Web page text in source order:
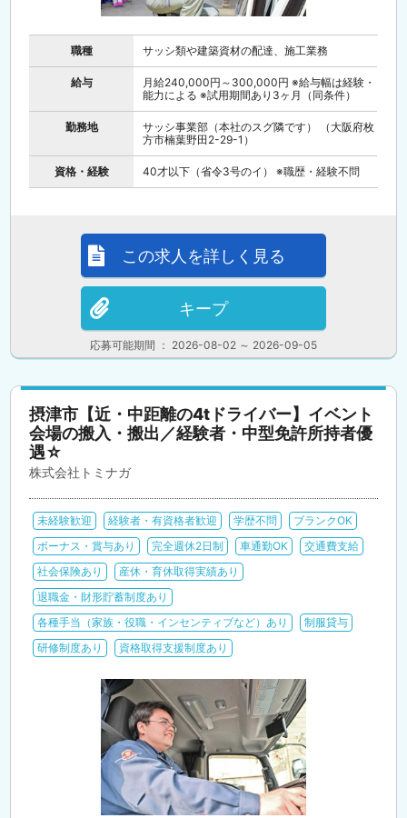
職種 サッシ類や建築資材の配達、施工業務
給与
月給240,000円～300,000円 ※給与幅は経験・
能力による ※試用期間あり3ヶ月（同条件）
勤務地
サッシ事業部（本社のスグ隣です） （大阪府枚
方市楠葉野田2-29-1）
資格・経験 40才以下（省令3号のイ） ※職歴・経験不問
応募可能期間 ： 2026-08-02 ～ 2026-09-05
この求人を詳しく見る
キープ
摂津市【近・中距離の4tドライバー】イベント
会場の搬入・搬出／経験者・中型免許所持者優
遇☆
株式会社トミナガ
未経験歓迎 経験者・有資格者歓迎 学歴不問
ブランクOK
ボーナス・賞与あり
完全週休2日制 車通勤OK
交通費支給
社会保険あり
産休・育休取得実績あり
退職金・財形貯蓄制度あり
各種手当（家族・役職・インセンティブなど）あり
制服貸与
研修制度あり
資格取得支援制度あり